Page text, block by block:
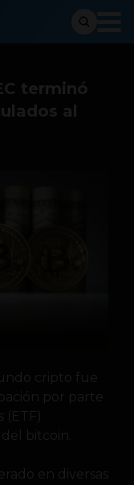
terminó
al
cripto fue
por parte
bitcoin.
en diversas